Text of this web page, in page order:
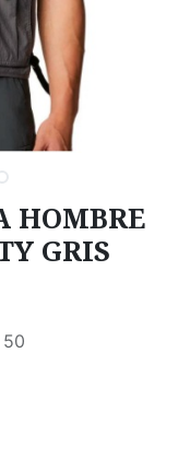
HOMBRE
GRIS